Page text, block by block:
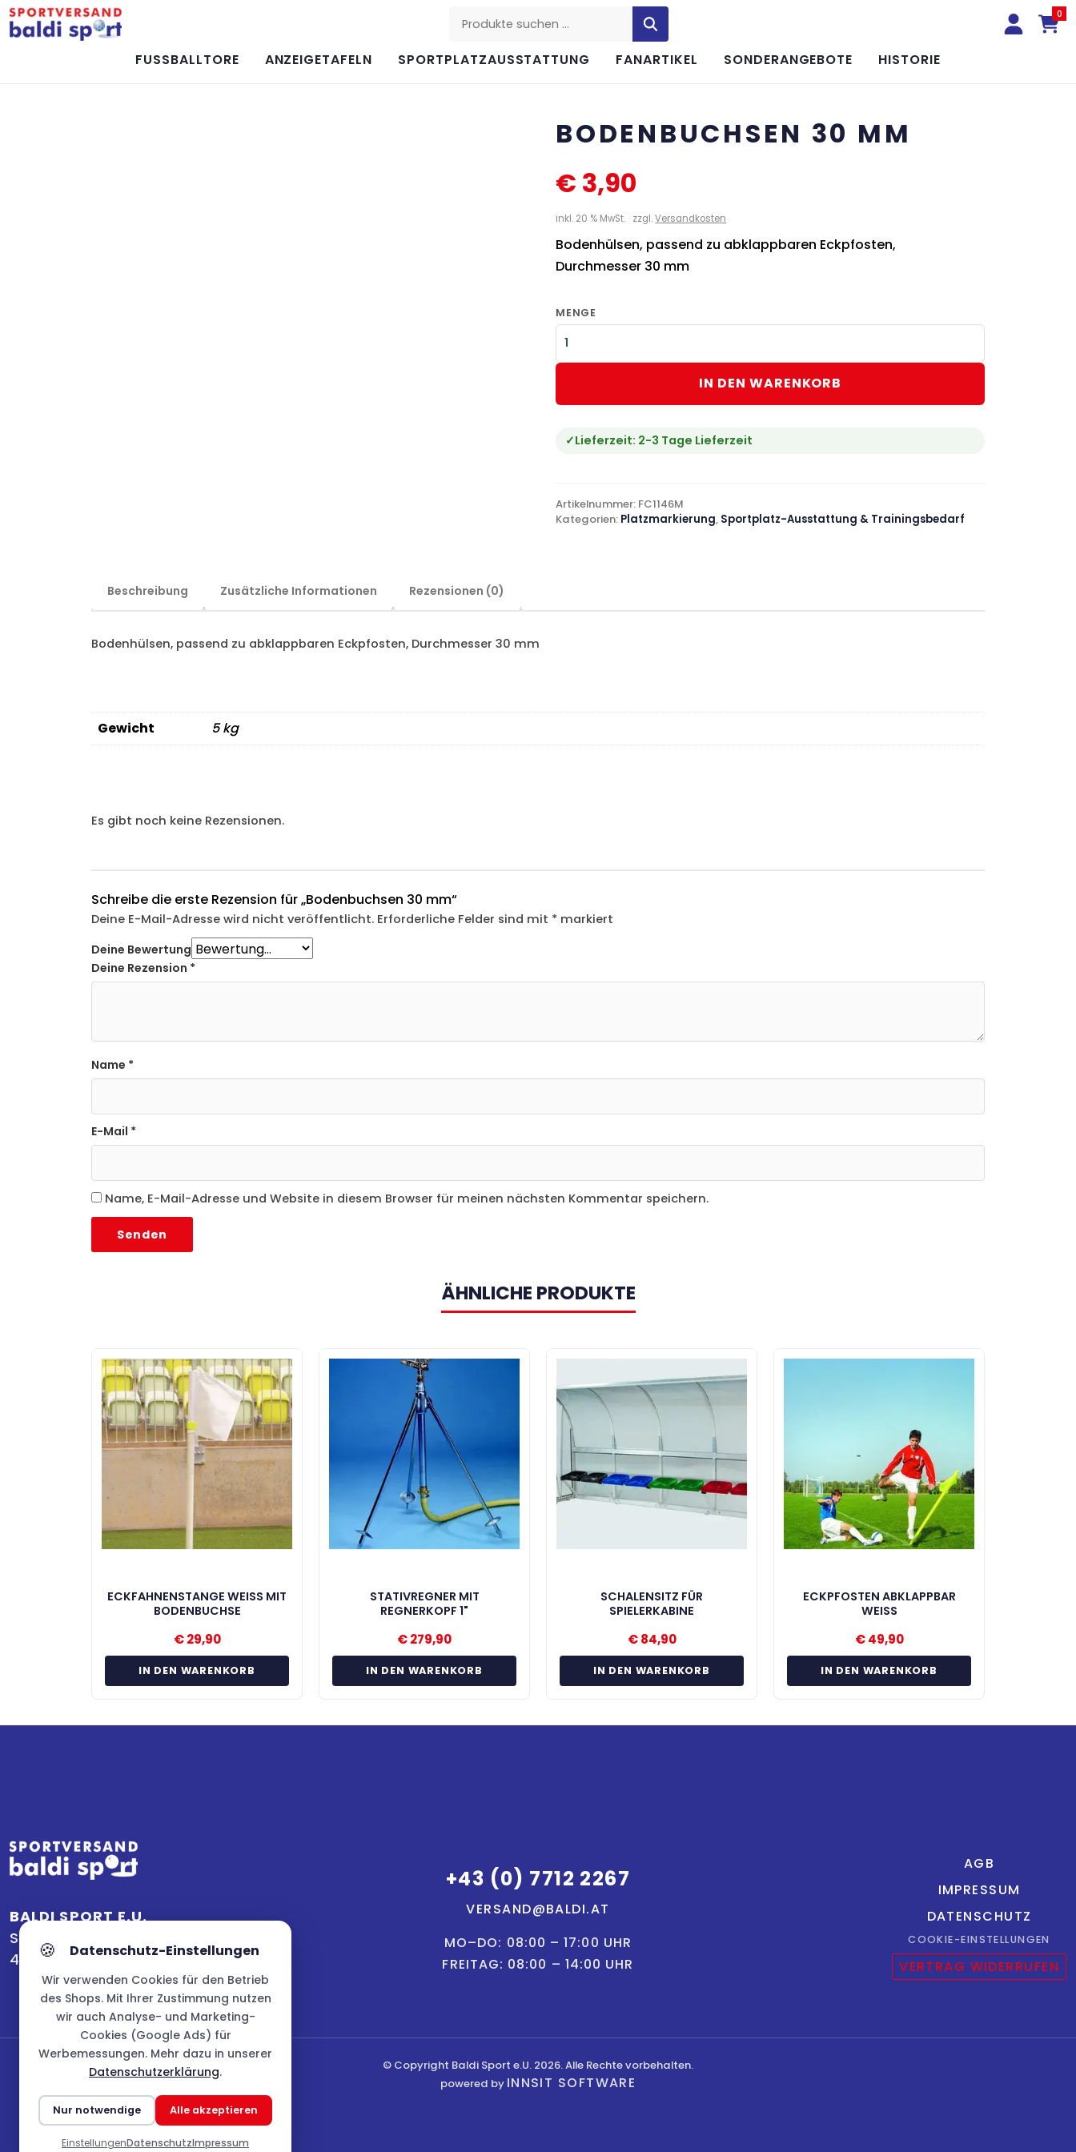
Produkte suchen 0
FUSSBALLTORE ANZEIGETAFELN SPORTPLATZAUSSTATTUNG FANARTIKEL SONDERANGEBOTE HISTORIE
BODENBUCHSEN 30 MM
€ 3,90
inkl. 20 % MwSt. zzgl.Versandkosten
Bodenhülsen, passend zu abklappbaren Eckpfosten,
Durchmesser 30 mm
MENGE
IN DEN WARENKORB
Lieferzeit: 2-3 Tage Lieferzeit
Artikelnummer: FC1146M
Kategorien: Platzmarkierung, Sportplatz-Ausstattung & Trainingsbedarf
Beschreibung Zusätzliche Informationen Rezensionen (0)
Bodenhülsen, passend zu abklappbaren Eckpfosten, Durchmesser 30 mm
Gewicht 5 kg
Es gibt noch keine Rezensionen.
Schreibe die erste Rezension für „Bodenbuchsen 30 mm“
Deine E-Mail-Adresse wird nicht veröffentlicht. Erforderliche Felder sind mit * markiert
Deine Bewertung
Deine Rezension *
Name *
E-Mail *
Name, E-Mail-Adresse und Website in diesem Browser für meinen nächsten Kommentar speichern.
ÄHNLICHE PRODUKTE
ECKFAHNENSTANGE WEISS MIT
BODENBUCHSE
€29,90
IN DEN WARENKORB
STATIVREGNER MIT
REGNERKOPF 1"
€279,90
IN DEN WARENKORB
SCHALENSITZ FÜR
SPIELERKABINE
€84,90
IN DEN WARENKORB
ECKPFOSTEN ABKLAPPBAR
WEISS
€49,90
IN DEN WARENKORB
BALDI SPORT E.U.
SAUWALD STRASSE 6
4780 SCHÄRDING, ÖSTERREICH
+43 (0) 7712 2267
VERSAND@BALDI.AT
MO–DO: 08:00 – 17:00 UHR
FREITAG: 08:00 – 14:00 UHR
AGB
IMPRESSUM
DATENSCHUTZ
COOKIE-EINSTELLUNGEN
VERTRAG WIDERRUFEN
© Copyright Baldi Sport e.U. 2026. Alle Rechte vorbehalten.
powered by INNSIT SOFTWARE
🍪 Datenschutz-Einstellungen
Wir verwenden Cookies für den Betrieb
des Shops. Mit Ihrer Zustimmung nutzen
wir auch Analyse- und Marketing-
Cookies (Google Ads) für
Werbemessungen. Mehr dazu in unserer
Datenschutzerklärung.
Nur notwendige Alle akzeptieren
EinstellungenDatenschutzImpressum